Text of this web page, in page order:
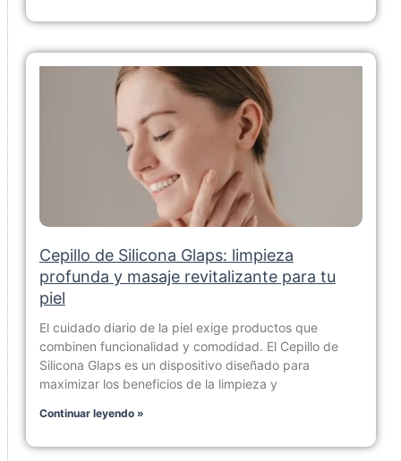
Cepillo de Silicona Glaps: limpieza
profunda y masaje revitalizante para tu
piel
El cuidado diario de la piel exige productos que
combinen funcionalidad y comodidad. El Cepillo de
Silicona Glaps es un dispositivo diseñado para
maximizar los beneficios de la limpieza y
Continuar leyendo »